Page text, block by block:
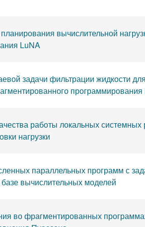
вычислительной
LuNA
задачи фильтрации жидкости
работы локальных
нагрузки
параллельных программ с
вычислительных моделей
во фрагментированных